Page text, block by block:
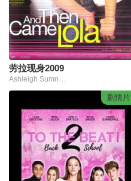
劳拉现身2009
Ashleigh Sumner,Jill Bennett,Cathy DeBuono,Jessica Graham,Angelyna Martinez
剧情片